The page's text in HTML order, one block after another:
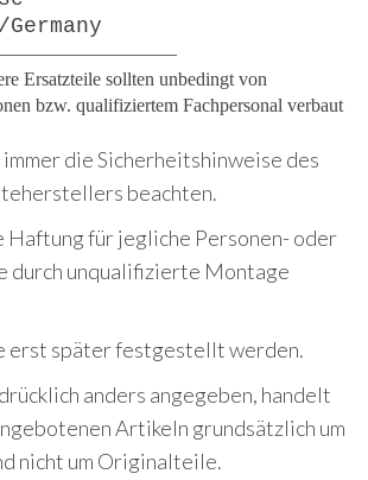
Ersatzteile sollten unbedingt von
bzw. qualifiziertem Fachpersonal verbaut
die Sicherheitshinweise des
beachten.
Haftung für jegliche Personen- oder
durch unqualifizierte Montage
erst später festgestellt werden.
anders angegeben, handelt
Artikeln grundsätzlich um
nicht um Originalteile.